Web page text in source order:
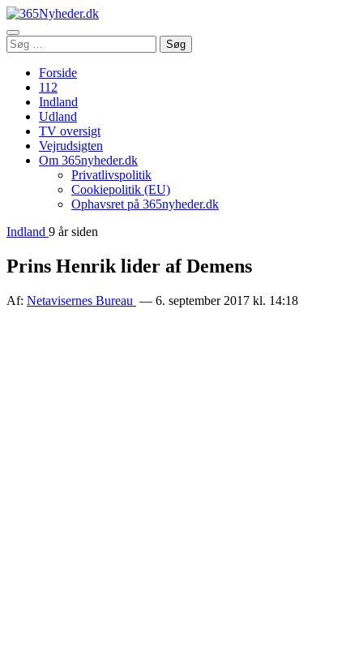
Åbn
menu
Søg
efter:
Søg
Forside
112
Indland
Udland
TV oversigt
Vejrudsigten
Om 365nyheder.dk
Privatlivspolitik
Cookiepolitik (EU)
Ophavsret på 365nyheder.dk
Indland 9 år siden
Prins Henrik lider af Demens
Af: Netavisernes Bureau — 6. september 2017 kl. 14:18